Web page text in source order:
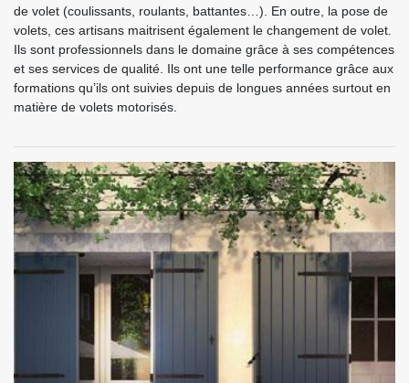
de volet (coulissants, roulants, battantes…). En outre, la pose de
volets, ces artisans maitrisent également le changement de volet.
Ils sont professionnels dans le domaine grâce à ses compétences
et ses services de qualité. Ils ont une telle performance grâce aux
formations qu’ils ont suivies depuis de longues années surtout en
matière de volets motorisés.